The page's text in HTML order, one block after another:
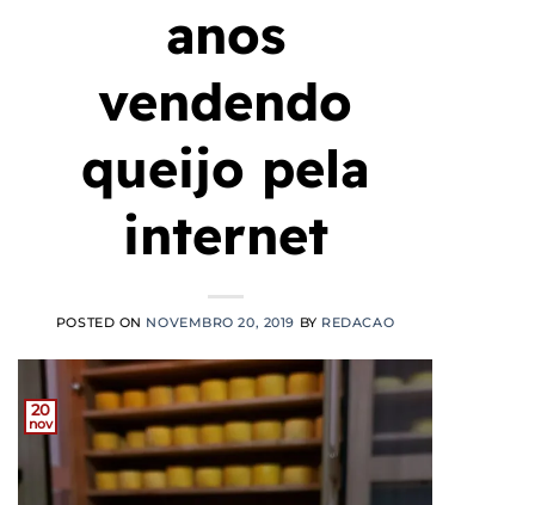
anos
vendendo
queijo pela
internet
POSTED ON NOVEMBRO 20, 2019 BY REDACAO
20
nov